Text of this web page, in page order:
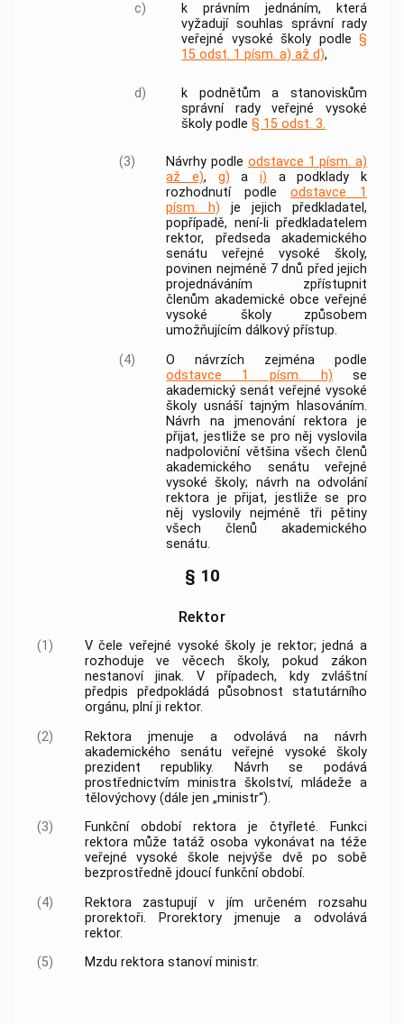
c)
k právním jednáním, která
vyžadují souhlas správní rady
veřejné vysoké školy podle §
15 odst. 1 písm. a) až d),
d)
k podnětům a stanoviskům
správní rady veřejné vysoké
školy podle§ 15 odst. 3.
(3) Návrhy podle odstavce 1 písm. a)
až e), g) ai) a podklady k
rozhodnutí podleodstavce 1
písm. h) je jejich předkladatel,
popřípadě, není-li předkladatelem
rektor, předseda akademického
senátu veřejné vysoké školy,
povinen nejméně 7 dnů před jejich
projednáváním zpřístupnit
členům akademickéobce veřejné
vysoké školy způsobem
umožňujícím dálkový přístup.
(4)
O návrzích zejména podle
odstavce 1 písm. h) se
akademický senát veřejné vysoké
školy usnáší tajným hlasováním.
Návrh na jmenování rektora je
přijat, jestliže se pro něj vyslovila
nadpoloviční většina všech členů
akademického senátu veřejné
vysoké školy; návrh na odvolání
rektora je přijat, jestliže se pro
něj vyslovily nejméně tři pětiny
všech členů akademického
senátu.
§ 10
Rektor
(1)
V čele veřejné vysoké školy je rektor; jedná a
rozhoduje ve věcech školy, pokud zákon
nestanoví jinak. V případech, kdy zvláštní
předpis předpokládá působnost statutárního
orgánu, plní ji rektor.
(2)
Rektora jmenuje a odvolává na návrh
akademického senátu veřejné vysoké školy
prezident republiky. Návrh se podává
prostřednictvím ministra školství, mládeže a
tělovýchovy (dále jen „ministr“).
(3)
Funkční období rektora je čtyřleté. Funkci
rektora může tatáž osoba vykonávat na téže
veřejné vysoké škole nejvýše dvě po sobě
bezprostředně jdoucí funkční období.
(4)
Rektora zastupují v jím určeném rozsahu
prorektoři. Prorektory jmenuje a odvolává
rektor.
(5)
Mzdu rektora stanoví ministr.